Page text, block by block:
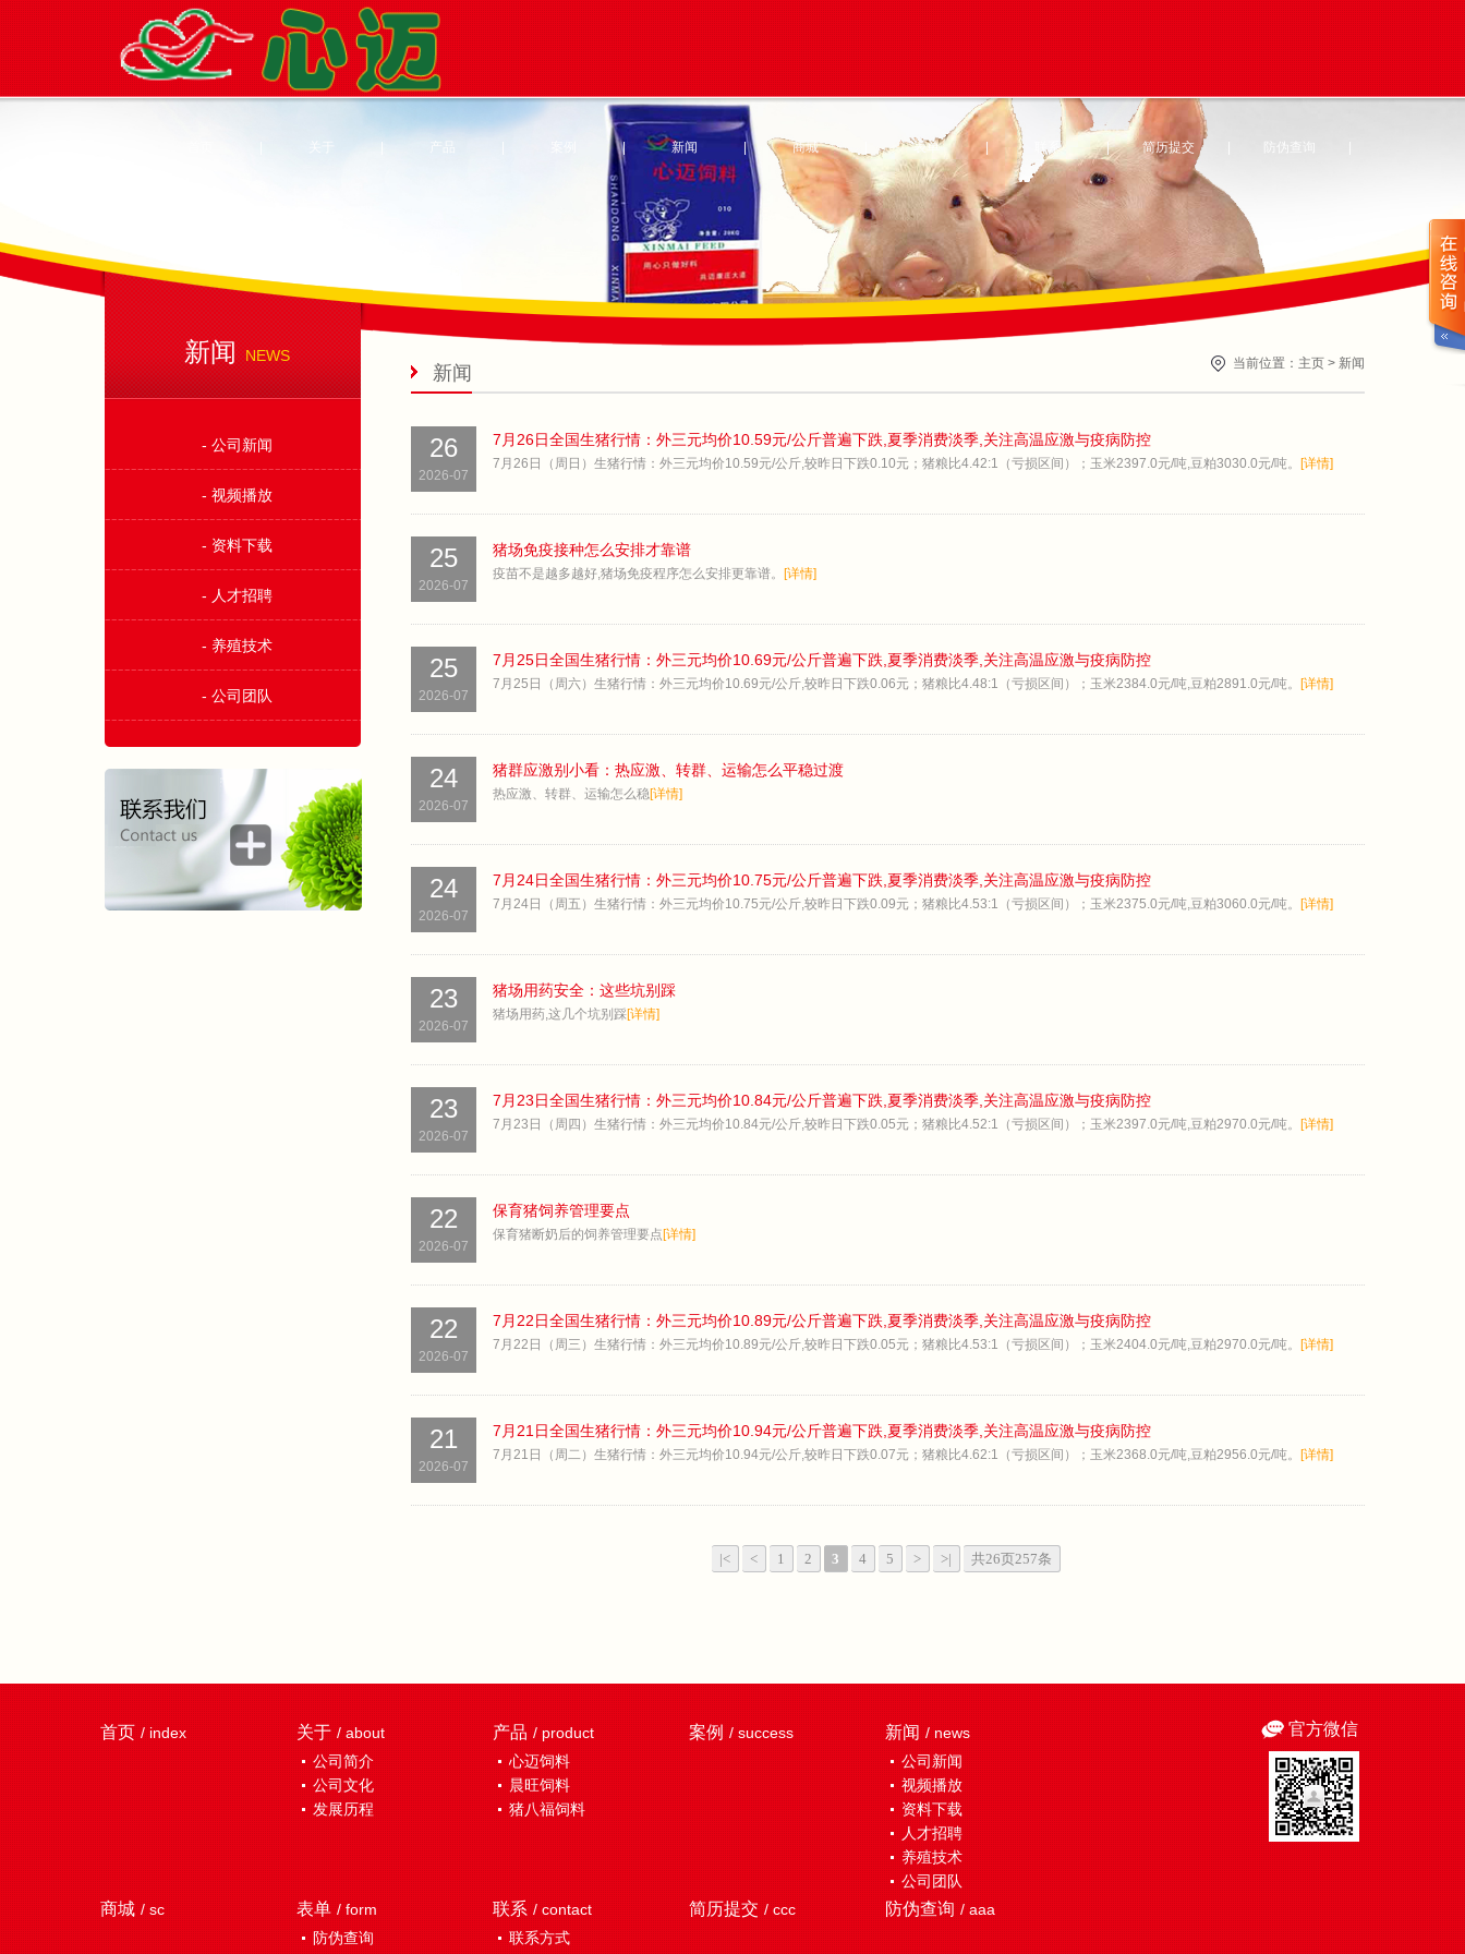
| 新闻 | 商城 表单 | 联系 | 简历提交 防伪查询
新闻 NEWS
- 公司新闻
- 视频播放
- 资料下载
- 人才招聘
- 养殖技术
- 公司团队
当前位置： 主页 > 新闻
新闻
26
2026-07
7月26日全国生猪行情：外三元均价10.59元/公斤普遍下跌,夏季消费淡季,关注高温应激与疫病防控
7月26日（周日）生猪行情：外三元均价10.59元/公斤,较昨日下跌0.10元；猪粮比4.42:1（亏损区间）；玉米2397.0元/吨,豆粕3030.0元/吨。 [详情]
25
2026-07
猪场免疫接种怎么安排才靠谱
疫苗不是越多越好,猪场免疫程序怎么安排更靠谱。 [详情]
25
2026-07
7月25日全国生猪行情：外三元均价10.69元/公斤普遍下跌,夏季消费淡季,关注高温应激与疫病防控
7月25日（周六）生猪行情：外三元均价10.69元/公斤,较昨日下跌0.06元；猪粮比4.48:1（亏损区间）；玉米2384.0元/吨,豆粕2891.0元/吨。 [详情]
24
2026-07
猪群应激别小看：热应激、转群、运输怎么平稳过渡
热应激、转群、运输怎么稳[详情]
24
2026-07
7月24日全国生猪行情：外三元均价10.75元/公斤普遍下跌,夏季消费淡季,关注高温应激与疫病防控
7月24日（周五）生猪行情：外三元均价10.75元/公斤,较昨日下跌0.09元；猪粮比4.53:1（亏损区间）；玉米2375.0元/吨,豆粕3060.0元/吨。 [详情]
23
2026-07
猪场用药安全：这些坑别踩
猪场用药,这几个坑别踩[详情]
23
2026-07
7月23日全国生猪行情：外三元均价10.84元/公斤普遍下跌,夏季消费淡季,关注高温应激与疫病防控
7月23日（周四）生猪行情：外三元均价10.84元/公斤,较昨日下跌0.05元；猪粮比4.52:1（亏损区间）；玉米2397.0元/吨,豆粕2970.0元/吨。 [详情]
22
2026-07
保育猪饲养管理要点
保育猪断奶后的饲养管理要点[详情]
22
2026-07
7月22日全国生猪行情：外三元均价10.89元/公斤普遍下跌,夏季消费淡季,关注高温应激与疫病防控
7月22日（周三）生猪行情：外三元均价10.89元/公斤,较昨日下跌0.05元；猪粮比4.53:1（亏损区间）；玉米2404.0元/吨,豆粕2970.0元/吨。 [详情]
21
2026-07
7月21日全国生猪行情：外三元均价10.94元/公斤普遍下跌,夏季消费淡季,关注高温应激与疫病防控
7月21日（周二）生猪行情：外三元均价10.94元/公斤,较昨日下跌0.07元；猪粮比4.62:1（亏损区间）；玉米2368.0元/吨,豆粕2956.0元/吨。 [详情]
|< < 1 2 3 4 5 > >| 共26页257条
首页 / index 关于 / about
公司简介
公司文化
发展历程
产品 / product
心迈饲料
晨旺饲料
猪八福饲料
案例 / success 新闻 / news
公司新闻
视频播放
资料下载
人才招聘
养殖技术
公司团队
商城 / sc 表单 / form
防伪查询
联系 / contact
联系方式
简历提交 / ccc 防伪查询 / aaa
官方微信